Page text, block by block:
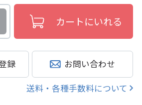
録 お問い合わせ
送料・各種手数料について